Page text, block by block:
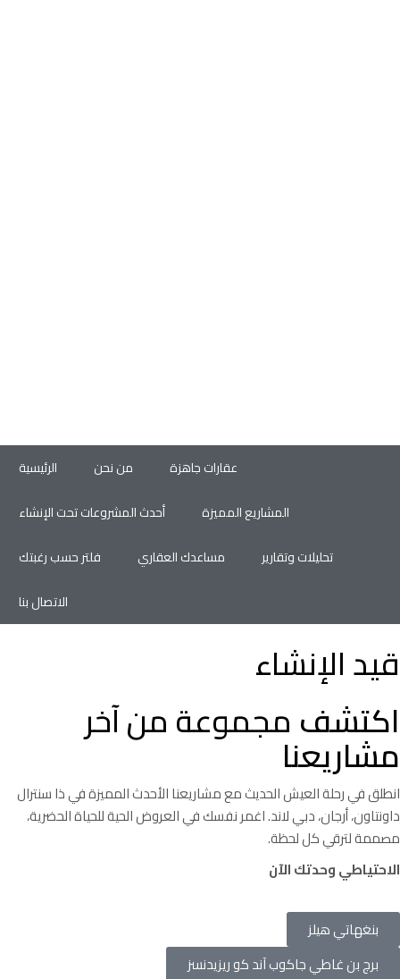
الرئيسية من نحن
عقارات جاهزة
أحدث المشروعات تحت الإنشاء
المشاريع المميزة
فلتر حسب رغبتك
مساعدك العقاري
تحليلات وتقارير
الاتصال بنا
قيد الإنشاء
اكتشفمجموعةمن آخر
مشاريعنا
انطلق في رحلة العيش الحديث مع مشاريعنا الأحدث المميزة في ذا سنترال
داونتاون، أرجان، دبي لاند. اغمر نفسك في العروض الحية للحياة الحضرية،
مصممة لترقي كل لحظة.
الاحتياطي وحدتك الآن
بنغهاتي هيلز
برج بن غاطي جاكوب آند كو ريزيدنسز